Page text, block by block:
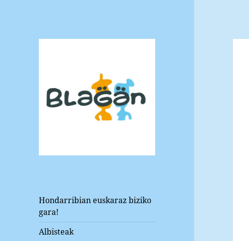
Hondarribian euskaraz biziko
gara!
Albisteak